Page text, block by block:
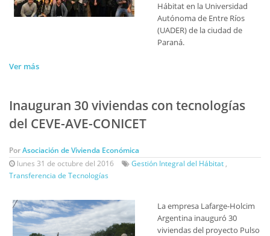
Hábitat en la Universidad
Autónoma de Entre Ríos
(UADER) de la ciudad de
Paraná.
Ver más
Inauguran 30 viviendas con tecnologías
del CEVE-AVE-CONICET
PorAsociación de Vivienda Económica
lunes 31 de octubre del 2016
Gestión Integral del Hábitat ,
Transferencia de Tecnologías
La empresa Lafarge-Holcim
Argentina inauguró 30
viviendas del proyecto Pulso